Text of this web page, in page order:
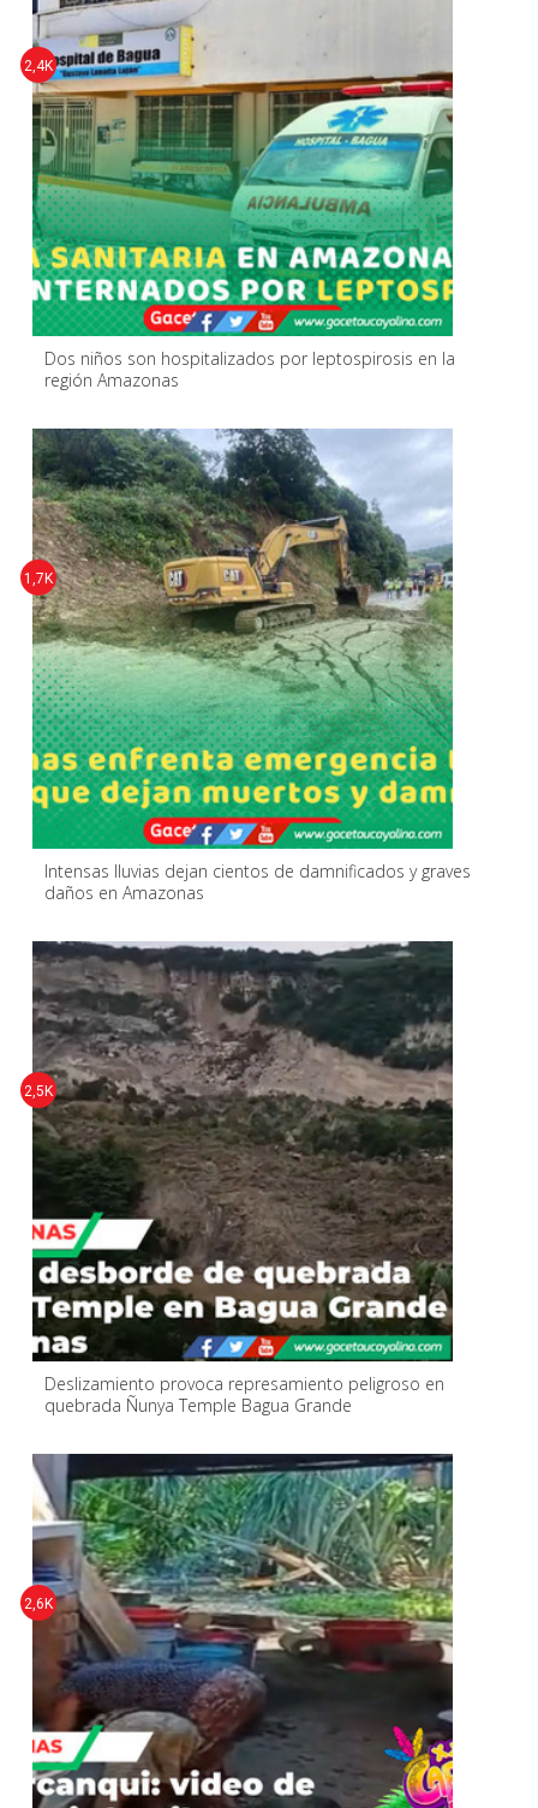
Dos niños son hospitalizados por leptospirosis en la
región Amazonas
2,4K
Intensas lluvias dejan cientos de damnificados y graves
daños en Amazonas
1,7K
Deslizamiento provoca represamiento peligroso en
quebrada Ñunya Temple Bagua Grande
2,5K
2,6K